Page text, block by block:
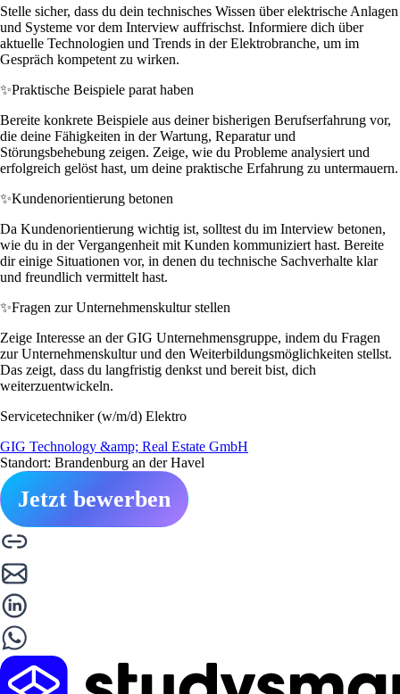
Stelle sicher, dass du dein technisches Wissen über elektrische Anlagen
und Systeme vor dem Interview auffrischst. Informiere dich über
aktuelle Technologien und Trends in der Elektrobranche, um im
Gespräch kompetent zu wirken.
✨Praktische Beispiele parat haben
Bereite konkrete Beispiele aus deiner bisherigen Berufserfahrung vor,
die deine Fähigkeiten in der Wartung, Reparatur und
Störungsbehebung zeigen. Zeige, wie du Probleme analysiert und
erfolgreich gelöst hast, um deine praktische Erfahrung zu untermauern.
✨Kundenorientierung betonen
Da Kundenorientierung wichtig ist, solltest du im Interview betonen,
wie du in der Vergangenheit mit Kunden kommuniziert hast. Bereite
dir einige Situationen vor, in denen du technische Sachverhalte klar
und freundlich vermittelt hast.
✨Fragen zur Unternehmenskultur stellen
Zeige Interesse an der GIG Unternehmensgruppe, indem du Fragen
zur Unternehmenskultur und den Weiterbildungsmöglichkeiten stellst.
Das zeigt, dass du langfristig denkst und bereit bist, dich
weiterzuentwickeln.
Servicetechniker (w/m/d) Elektro
GIG Technology &amp; Real Estate GmbH
Standort: Brandenburg an der Havel
Jetzt bewerben